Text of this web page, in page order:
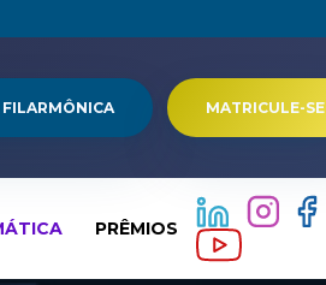
MATRICULE-SE
PRÊMIOS